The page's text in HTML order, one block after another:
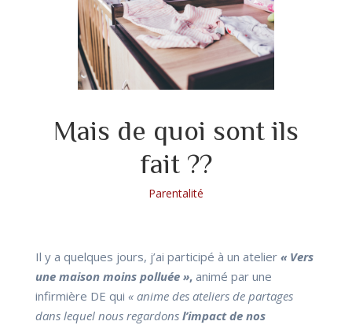
Mais de quoi sont ils
fait ??
Parentalité
Il y a quelques jours, j’ai participé à un atelier « Vers
une maison moins polluée »,animé par une
infirmière DE qui « anime des ateliers de partages
dans lequel nous regardons l’impact de nos